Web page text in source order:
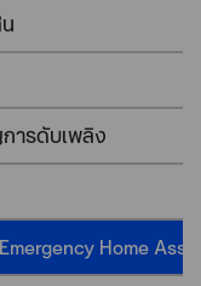
ารดับเพลิง
Home